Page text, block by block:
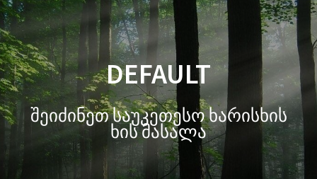
DEFAULT
შეიძინეთ საუკეთესო ხარისხის
ხის მასალა